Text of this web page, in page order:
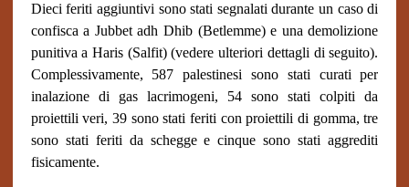
Dieci feriti aggiuntivi sono stati segnalati durante un caso di
confisca a Jubbet adh Dhib (Betlemme) e una demolizione
punitiva a Haris (Salfit) (vedere ulteriori dettagli di seguito).
Complessivamente, 587 palestinesi sono stati curati per
inalazione di gas lacrimogeni, 54 sono stati colpiti da
proiettili veri, 39 sono stati feriti con proiettili di gomma, tre
sono stati feriti da schegge e cinque sono stati aggrediti
fisicamente.